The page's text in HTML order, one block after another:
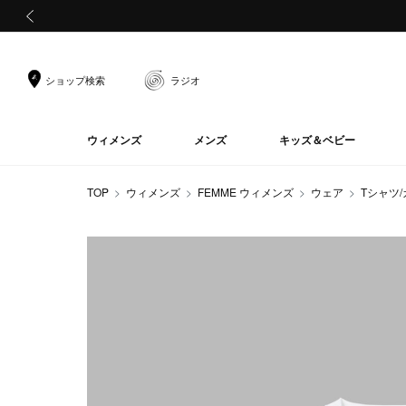
ショップ検索 ラジオ
ウィメンズ メンズ キッズ＆ベビー
TOP ウィメンズ FEMME ウィメンズ ウェア Tシャツ/